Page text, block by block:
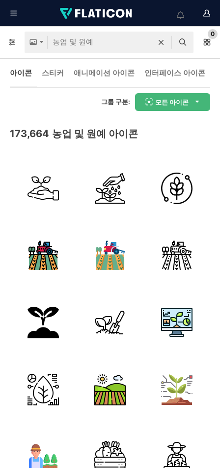
0
아이콘 스티커 애니메이션 아이콘 인터페이스 아이콘
그룹 구분: 모든 아이콘
173,664 농업 및 원예 아이콘